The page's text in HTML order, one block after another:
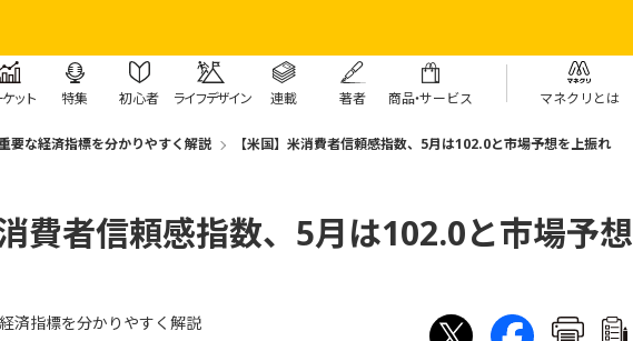
ット 特集 初心者 ライフデザイン 連載 著者 商品・サービス マネクリとは
要な経済指標を分かりやすく解説 【米国】米消費者信頼感指数、5月は102.0と市場予想を上振れ
消費者信頼感指数、5月は102.0と市場予想
済指標を分かりやすく解説